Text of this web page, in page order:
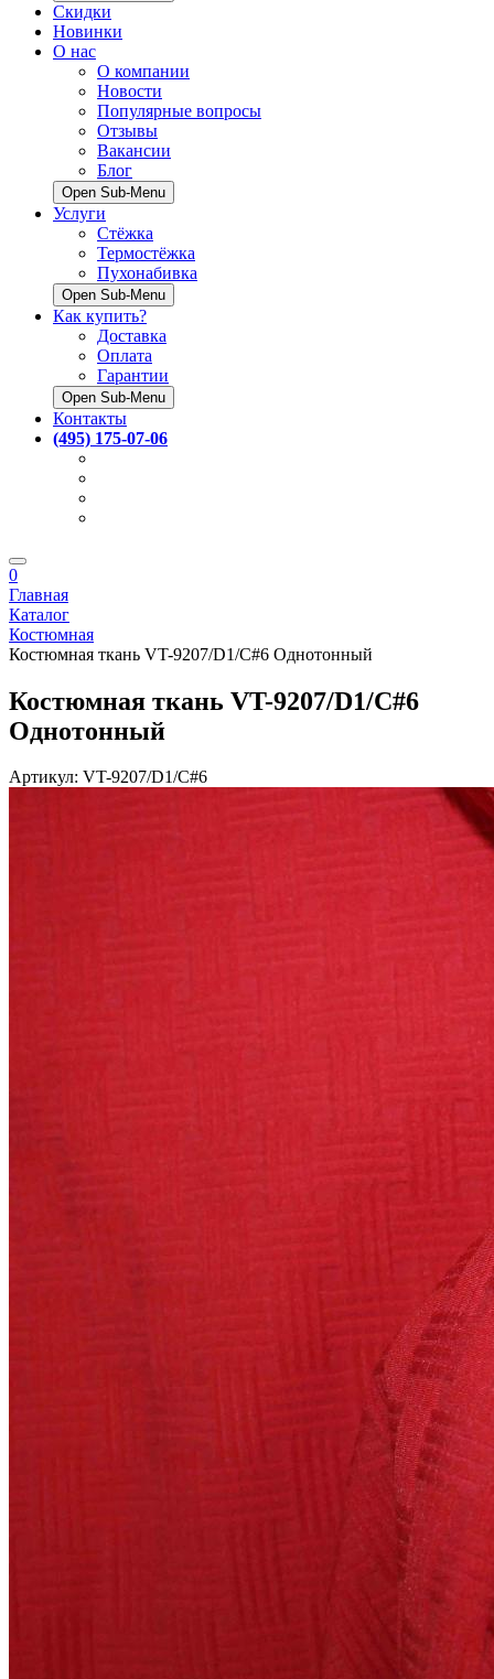
Скидки
Новинки
О нас
О компании
Новости
Популярные вопросы
Отзывы
Вакансии
Блог
Open Sub-Menu
Услуги
Стёжка
Термостёжка
Пухонабивка
Open Sub-Menu
Как купить?
Доставка
Оплата
Гарантии
Open Sub-Menu
Контакты
(495) 175-07-06
0
Главная
Каталог
Костюмная
Костюмная ткань VT-9207/D1/C#6 Однотонный
Костюмная ткань VT-9207/D1/C#6
Однотонный
Артикул: VT-9207/D1/C#6